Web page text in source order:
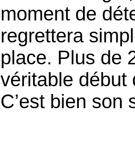
moment de
regrettera
place. Plus de
véritable début
C’est bien son